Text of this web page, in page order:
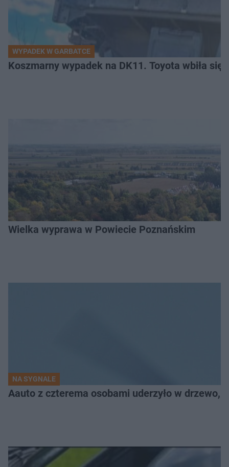
WYPADEK W GARBATCE
Koszmarny wypadek na DK11. Toyota wbiła się
Wielka wyprawa w Powiecie Poznańskim
NA SYGNALE
Aauto z czterema osobami uderzyło w drzewo,